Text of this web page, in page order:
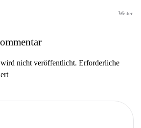
Weiter
nicht veröffentlicht. Erforderliche